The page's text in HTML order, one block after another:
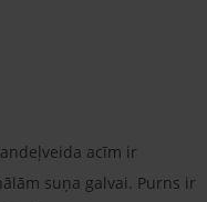
acīm ir
suņa galvai. Purns ir